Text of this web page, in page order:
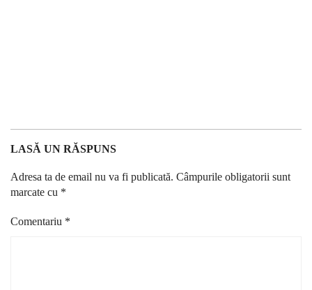
LASĂ UN RĂSPUNS
Adresa ta de email nu va fi publicată. Câmpurile obligatorii sunt
marcate cu *
Comentariu *